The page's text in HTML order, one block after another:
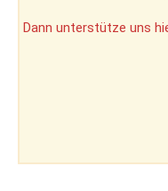
Dann unterstütze uns